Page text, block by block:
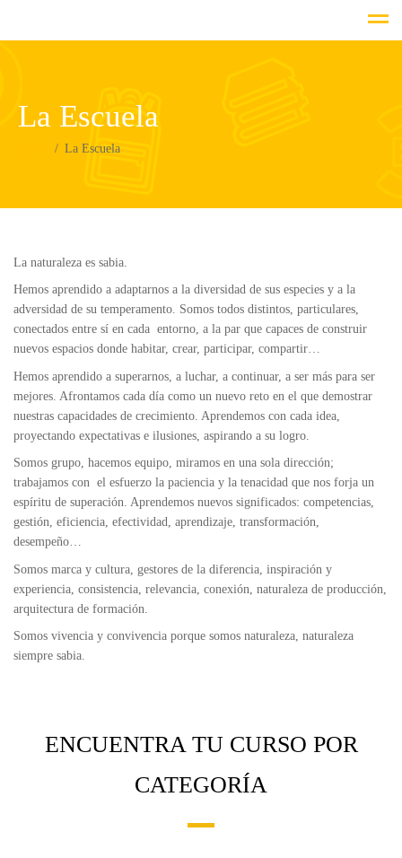
La Escuela
La Escuela
La naturaleza es sabia.
Hemos aprendido a adaptarnos a la diversidad de sus especies y a la
adversidad de su temperamento. Somos todos distintos, particulares,
conectados entre sí en cada entorno, a la par que capaces de construir
nuevos espacios donde habitar, crear, participar, compartir…
Hemos aprendido a superarnos, a luchar, a continuar, a ser más para ser
mejores. Afrontamos cada día como un nuevo reto en el que demostrar
nuestras capacidades de crecimiento. Aprendemos con cada idea,
proyectando expectativas e ilusiones, aspirando a su logro.
Somos grupo, hacemos equipo, miramos en una sola dirección;
trabajamos con el esfuerzo la paciencia y la tenacidad que nos forja un
espíritu de superación. Aprendemos nuevos significados: competencias,
gestión, eficiencia, efectividad, aprendizaje, transformación,
desempeño…
Somos marca y cultura, gestores de la diferencia, inspiración y
experiencia, consistencia, relevancia, conexión, naturaleza de producción,
arquitectura de formación.
Somos vivencia y convivencia porque somos naturaleza, naturaleza
siempre sabia.
ENCUENTRA TU CURSO POR
CATEGORÍA